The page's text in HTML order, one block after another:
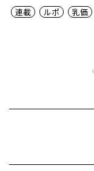
連載
ルポ 乳価